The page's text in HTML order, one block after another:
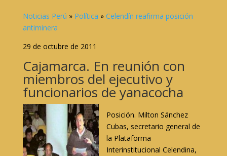
Noticias Perú » Política » Celendín reafirma posición
antiminera
29 de octubre de 2011
Cajamarca. En reunión con
miembros del ejecutivo y
funcionarios de yanacocha
Posición. Milton Sánchez
Cubas, secretario general de
la Plataforma
Interinstitucional Celendina,